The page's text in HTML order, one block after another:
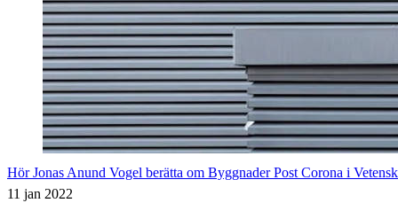
Hör Jonas Anund Vogel berätta om Byggnader Post Corona i
11 jan 2022